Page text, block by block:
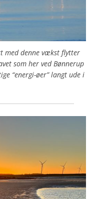
med denne vækst flytter
som her ved Bønnerup
“energi-øer” langt ude i